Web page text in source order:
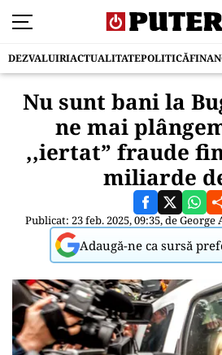
DEZVALUIRIACTUALITATEPOLITICĂ
Nu sunt bani la
ne mai
,,iertat” fraude
miliarde
Publicat: 23 feb. 2025, 09:35, deGeorge
Adaugă-ne ca sursă